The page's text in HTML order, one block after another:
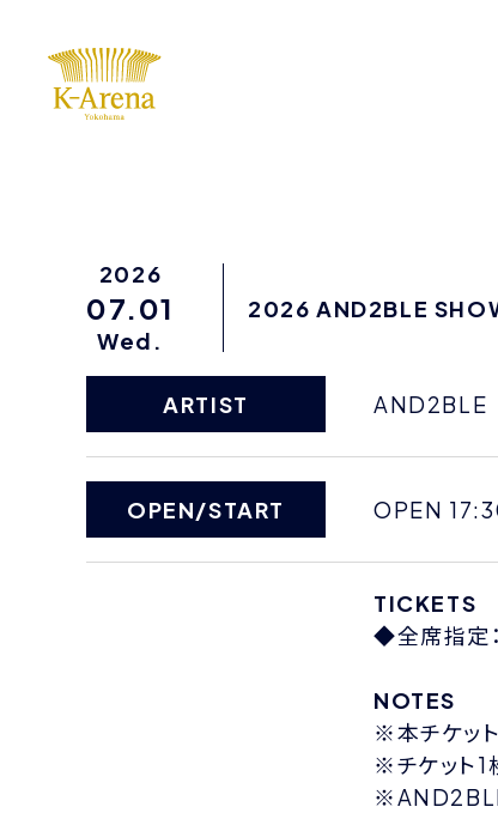
2026
07.01
Wed.
2026 AND2BLE
ARTIST AND2BLE
OPEN/START OPEN
TICKETS
◆全席指定
NOTES
※本チケッ
※チケット1